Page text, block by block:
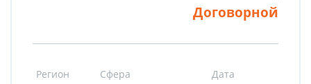
Договорной
Регион Сфера
Дата